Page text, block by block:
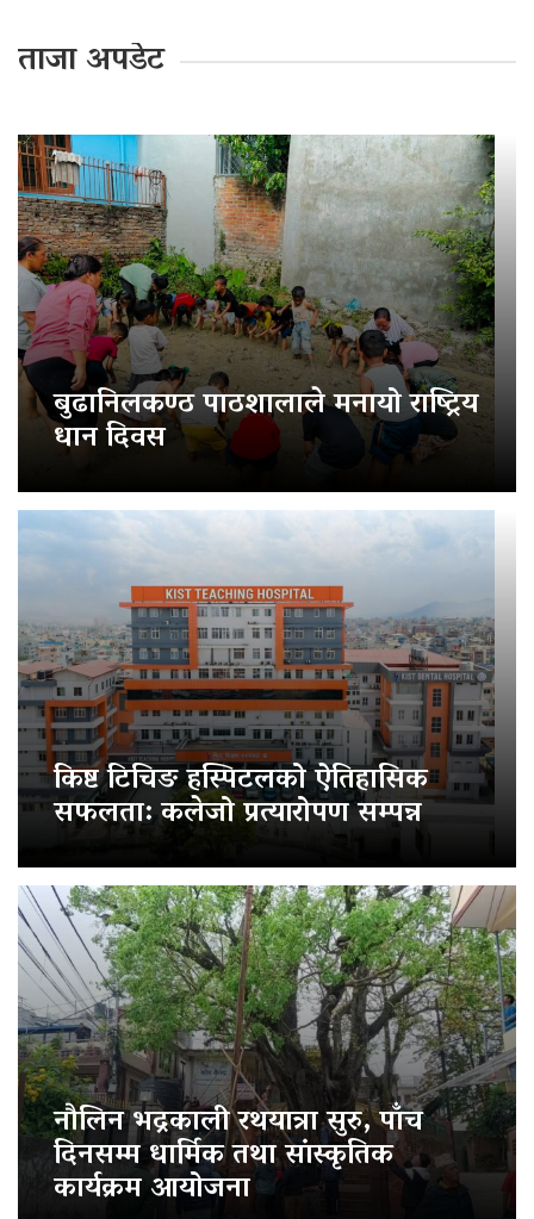
ताजा अपडेट
बुढानिलकण्ठ पाठशालाले मनायो राष्ट्रिय
धान दिवस
किष्ट टिचिङ हस्पिटलको ऐतिहासिक
सफलता: कलेजो प्रत्यारोपण सम्पन्न
नौलिन भद्रकाली रथयात्रा सुरु, पाँच
दिनसम्म धार्मिक तथा सांस्कृतिक
कार्यक्रम आयोजना